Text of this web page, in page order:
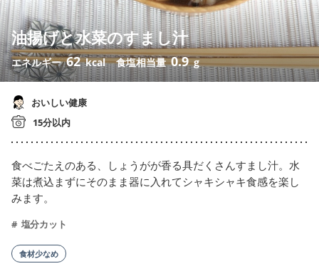
油揚げと水菜のすまし汁
エネルギー62 kcal 食塩相当量0.9 g
おいしい健康
15分以内
食べごたえのある、しょうがが香る具だくさんすまし汁。水
菜は煮込まずにそのまま器に入れてシャキシャキ食感を楽し
みます。
塩分カット
食材少なめ